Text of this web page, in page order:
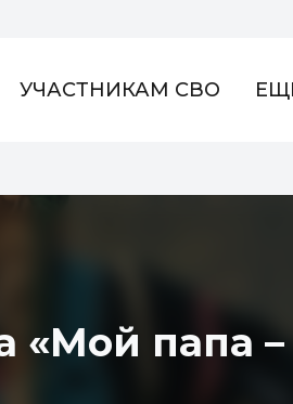
УЧАСТНИКАМ СВО
«Мой папа